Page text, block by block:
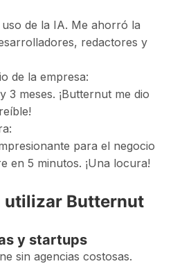
de la IA. Me ahorró la
redactores y
de la empresa:
meses. ¡Butternut me dio
para el negocio
en 5 minutos. ¡Una locura!
utilizar Butternut
y startups
sin agencias costosas.